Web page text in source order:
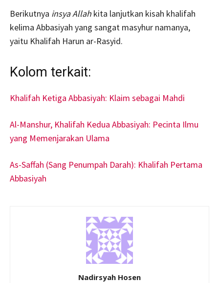
Berikutnya insya Allah kita lanjutkan kisah khalifah
kelima Abbasiyah yang sangat masyhur namanya,
yaitu Khalifah Harun ar-Rasyid.
Kolom terkait:
Khalifah Ketiga Abbasiyah: Klaim sebagai Mahdi
Al-Manshur, Khalifah Kedua Abbasiyah: Pecinta Ilmu
yang Memenjarakan Ulama
As-Saffah (Sang Penumpah Darah): Khalifah Pertama
Abbasiyah
Nadirsyah Hosen